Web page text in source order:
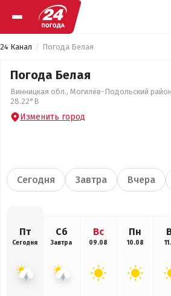
24 Канал Погода Белая
Погода Белая
Винницкая обл., Могилёв-Подольский
28.22°В
Изменить город
Сегодня Завтра Вчера
Пт
Сегодня
Сб
Завтра
Вс
09.08
Пн
10.08